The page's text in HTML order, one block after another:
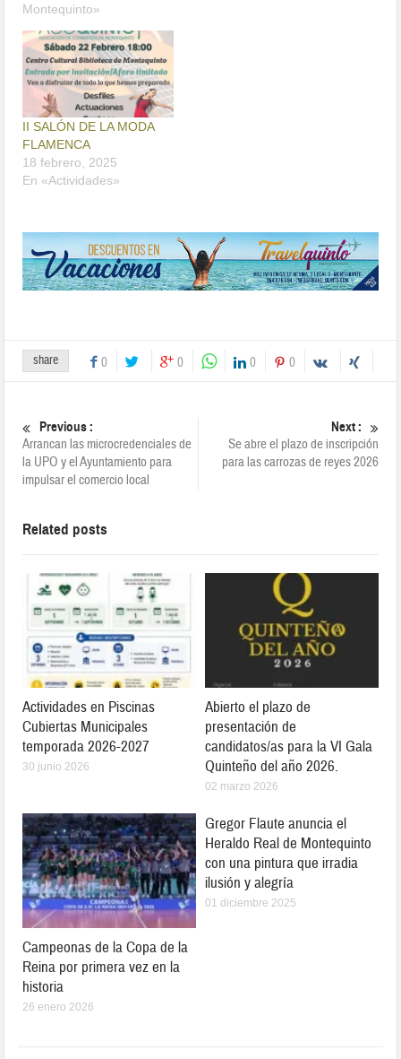
Montequinto»
II SALÓN DE LA MODA
FLAMENCA
18 febrero, 2025
En «Actividades»
share 0 0 0 0
Previous :
Arrancan las microcredenciales de
la UPO y el Ayuntamiento para
impulsar el comercio local
Next :
Se abre el plazo de inscripción
para las carrozas de reyes 2026
Related posts
Actividades en Piscinas
Cubiertas Municipales
temporada 2026-2027
30 junio 2026
Abierto el plazo de
presentación de
candidatos/as para la VI Gala
Quinteño del año 2026.
02 marzo 2026
Campeonas de la Copa de la
Reina por primera vez en la
historia
26 enero 2026
Gregor Flaute anuncia el
Heraldo Real de Montequinto
con una pintura que irradia
ilusión y alegría
01 diciembre 2025